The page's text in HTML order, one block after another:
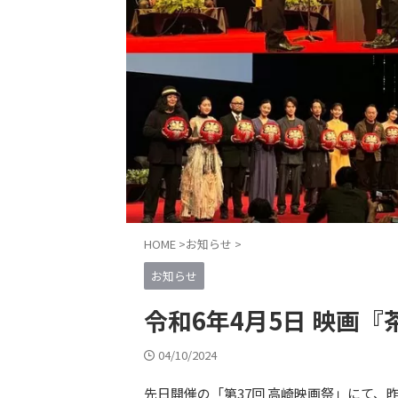
HOME >お知らせ >
お知らせ
令和6年4月5日 映画
04/10/2024
先日開催の「第37回 高崎映画祭」にて、